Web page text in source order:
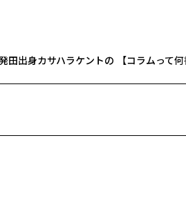
身カサハラケントの 【コラムって何